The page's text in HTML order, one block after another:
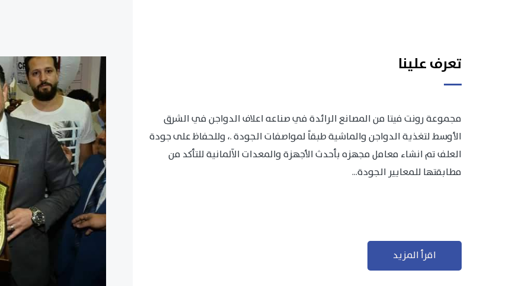
تعرف علينا
مجموعة رونت فيتا من المصانع الرائدة في صناعه اعلاف الدواجن في الشرق
الأوسط لتغذية الدواجن والماشية طبقاً لمواصفات الجودة .، وللحفاظ على جودة
العلف تم انشاء معامل مجهزه بأحدث الأجهزة والمعدات الآلمانية للتأكد من
مطابقتها للمعايير الجودة...
اقرأ المزيد